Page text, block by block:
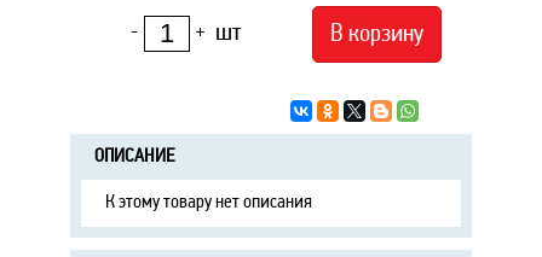
- + шт В корзину
ОПИСАНИЕ
К этому товару нет описания